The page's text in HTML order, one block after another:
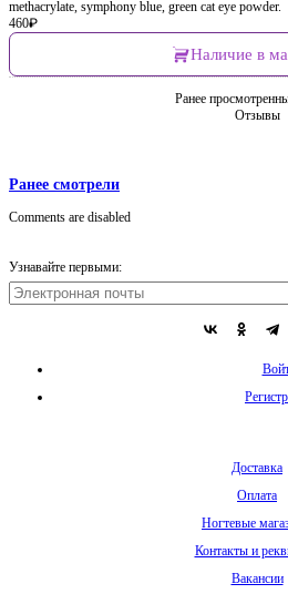
methacrylate, symphony blue, green cat eye powder.
460₽
Наличие в
Ранее
Отзывы
Ранее смотрели
Comments are disabled
Узнавайте первыми:
Доставка
Оплата
Ногтевые
Контакты и
Вакансии